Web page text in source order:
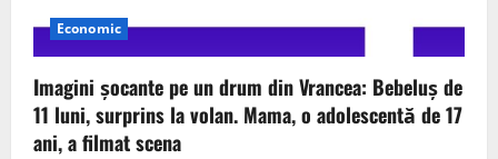
Economic
Imagini șocante pe un drum din Vrancea: Bebeluș de
11 luni, surprins la volan. Mama, o adolescentă de 17
ani, a filmat scena